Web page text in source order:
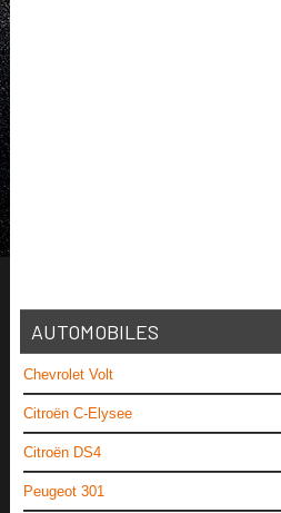
AUTOMOBILES
Chevrolet Volt
Citroën C-Elysee
Citroën DS4
Peugeot 301